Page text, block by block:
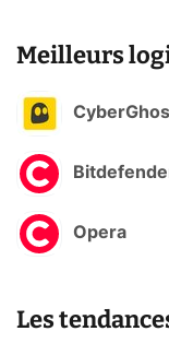
Meilleurs
Opera
Les